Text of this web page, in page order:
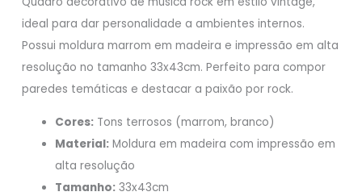
ideal para dar personalidade a ambientes internos.
Possui moldura marrom em madeira e impressão em alta
resolução no tamanho 33x43cm. Perfeito para compor
paredes temáticas e destacar a paixão por rock.
Cores: Tons terrosos (marrom, branco)
Material: Moldura em madeira com impressão em
alta resolução
Tamanho: 33x43cm